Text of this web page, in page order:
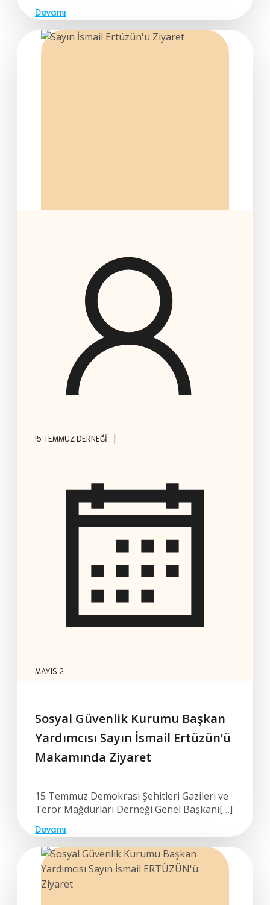
Devamı
!5 TEMMUZ DERNEĞI |
MAYIS 2
Sosyal Güvenlik Kurumu Başkan
Yardımcısı Sayın İsmail Ertüzün’ü
Makamında Ziyaret
15 Temmuz Demokrasi Şehitleri Gazileri ve
Terör Mağdurları Derneği Genel Başkanı[…]
Devamı